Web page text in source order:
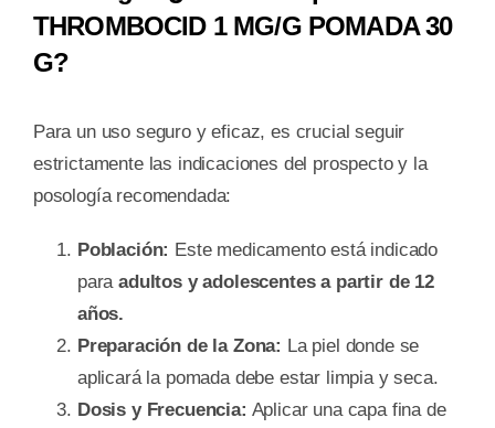
THROMBOCID 1 MG/G POMADA 30
G?
Para un uso seguro y eficaz, es crucial seguir
estrictamente las indicaciones del prospecto y la
posología recomendada:
Población: Este medicamento está indicado
paraadultos y adolescentes a partir de 12
años.
Preparación de la Zona: La piel donde se
aplicará la pomada debe estar limpia y seca.
Dosis y Frecuencia: Aplicar una capa fina de